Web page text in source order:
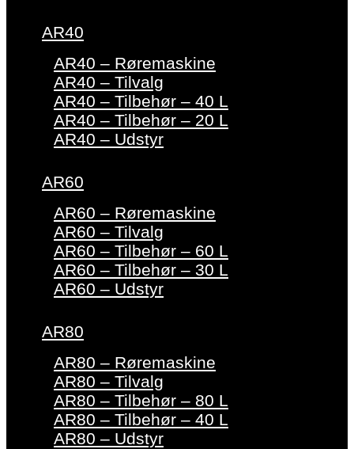
AR40
AR40 – Røremaskine
AR40 – Tilvalg
AR40 – Tilbehør – 40 L
AR40 – Tilbehør – 20 L
AR40 – Udstyr
AR60
AR60 – Røremaskine
AR60 – Tilvalg
AR60 – Tilbehør – 60 L
AR60 – Tilbehør – 30 L
AR60 – Udstyr
AR80
AR80 – Røremaskine
AR80 – Tilvalg
AR80 – Tilbehør – 80 L
AR80 – Tilbehør – 40 L
AR80 – Udstyr